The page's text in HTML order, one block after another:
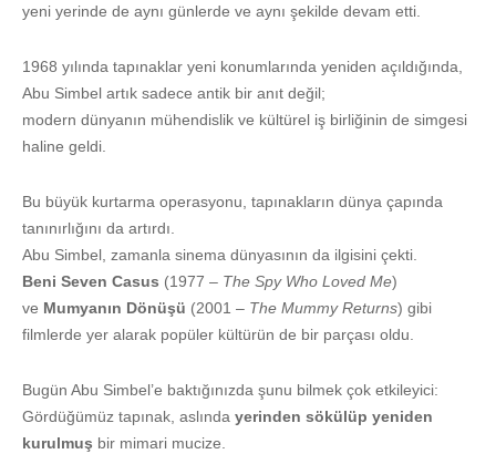
yeni yerinde de aynı günlerde ve aynı şekilde devam etti.
1968 yılında tapınaklar yeni konumlarında yeniden açıldığında,
Abu Simbel artık sadece antik bir anıt değil;
modern dünyanın mühendislik ve kültürel iş birliğinin de simgesi
haline geldi.
Bu büyük kurtarma operasyonu, tapınakların dünya çapında
tanınırlığını da artırdı.
Abu Simbel, zamanla sinema dünyasının da ilgisini çekti.
Beni Seven Casus (1977 – The Spy Who Loved Me)
ve Mumyanın Dönüşü (2001 – The Mummy Returns) gibi
filmlerde yer alarak popüler kültürün de bir parçası oldu.
Bugün Abu Simbel’e baktığınızda şunu bilmek çok etkileyici:
Gördüğümüz tapınak, aslında yerinden sökülüp yeniden
kurulmuş bir mimari mucize.